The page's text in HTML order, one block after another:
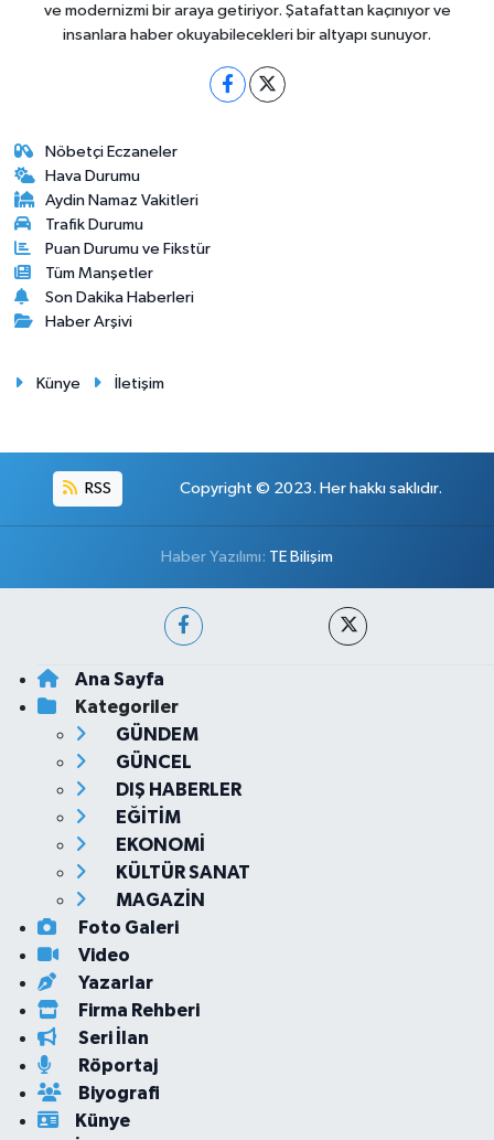
ve modernizmi bir araya getiriyor. Şatafattan kaçınıyor ve
insanlara haber okuyabilecekleri bir altyapı sunuyor.
Nöbetçi Eczaneler
Hava Durumu
Aydin Namaz Vakitleri
Trafik Durumu
Puan Durumu ve Fikstür
Tüm Manşetler
Son Dakika Haberleri
Haber Arşivi
Künye İletişim
RSS Copyright © 2023. Her hakkı saklıdır.
Haber Yazılımı: TE Bilişim
Ana Sayfa
Kategoriler
GÜNDEM
GÜNCEL
DIŞ HABERLER
EĞİTİM
EKONOMİ
KÜLTÜR SANAT
MAGAZİN
Foto Galeri
Video
Yazarlar
Firma Rehberi
Seri İlan
Röportaj
Biyografi
Künye